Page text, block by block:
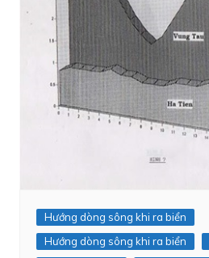
Hướng dòng sông khi ra biển
Hướng dòng sông khi ra biển